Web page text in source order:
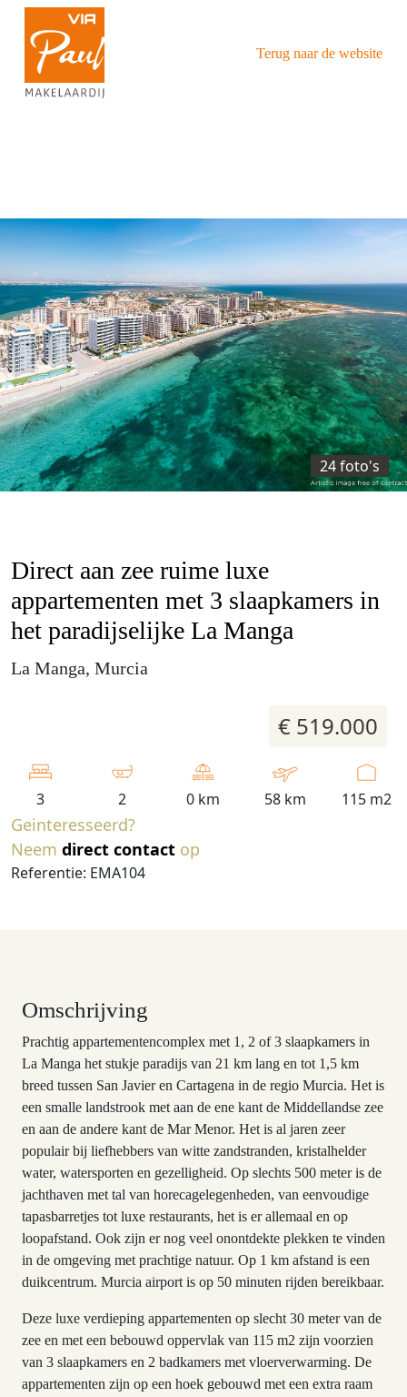
Terug naar de website
24 foto's
Direct aan zee ruime luxe
appartementen met 3 slaapkamers in
het paradijselijke La Manga
La Manga, Murcia
€ 519.000
3 2 0 km 58 km 115 m2
Geinteresseerd?
Neem direct contact op
Referentie: EMA104
Omschrijving
Prachtig appartementencomplex met 1, 2 of 3 slaapkamers in
La Manga het stukje paradijs van 21 km lang en tot 1,5 km
breed tussen San Javier en Cartagena in de regio Murcia. Het is
een smalle landstrook met aan de ene kant de Middellandse zee
en aan de andere kant de Mar Menor. Het is al jaren zeer
populair bij liefhebbers van witte zandstranden, kristalhelder
water, watersporten en gezelligheid. Op slechts 500 meter is de
jachthaven met tal van horecagelegenheden, van eenvoudige
tapasbarretjes tot luxe restaurants, het is er allemaal en op
loopafstand. Ook zijn er nog veel onontdekte plekken te vinden
in de omgeving met prachtige natuur. Op 1 km afstand is een
duikcentrum. Murcia airport is op 50 minuten rijden bereikbaar.
Deze luxe verdieping appartementen op slecht 30 meter van de
zee en met een bebouwd oppervlak van 115 m2 zijn voorzien
van 3 slaapkamers en 2 badkamers met vloerverwarming. De
appartementen zijn op een hoek gebouwd met een extra raam